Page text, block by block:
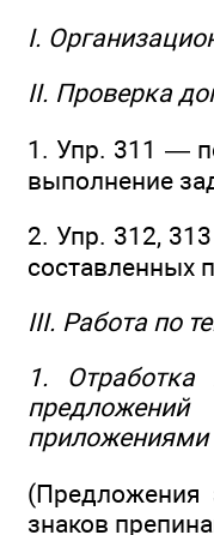
I.
II. Проверка
1. Упр. 311 —
выполнение
2. Упр. 312,
составленных
III. Работа по
1. Отработка
приложениями
(Предложения
знаков